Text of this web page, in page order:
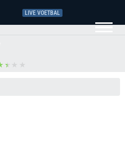
LIVE VOETBAL